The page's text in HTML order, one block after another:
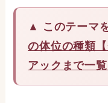
▲ このテーマ
の体位の種類
アックまで一